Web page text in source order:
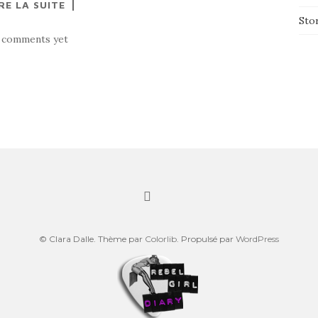
LA SUITE
yet
© Clara Dalle. Thème par Colorlib . Propulsé par WordPress